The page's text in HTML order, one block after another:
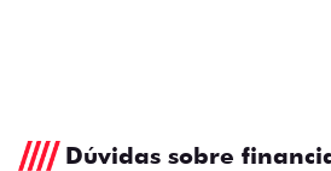
Dúvidas sobre